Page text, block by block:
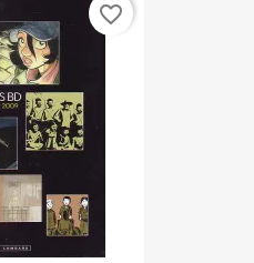
favorite_border